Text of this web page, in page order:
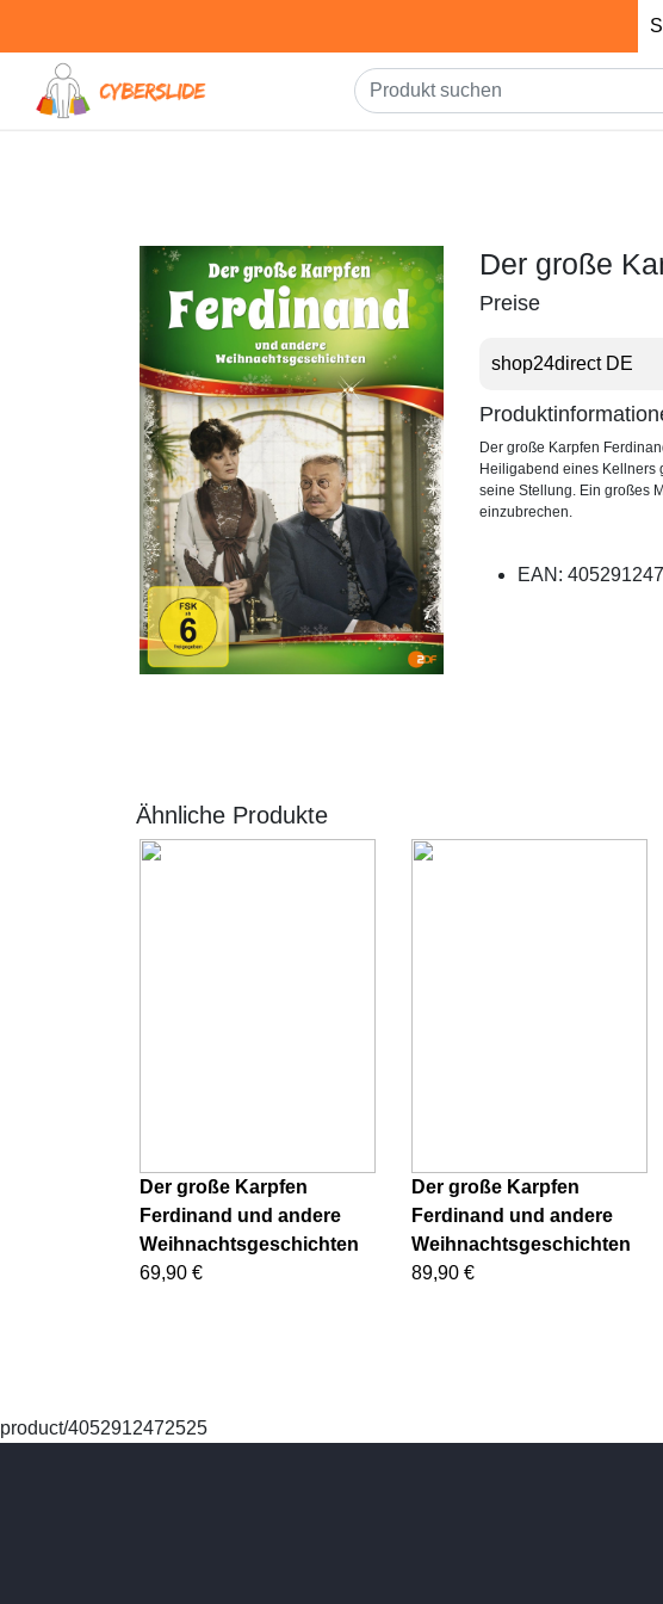
Der große
Preise
shop24direct DE
Der große Karpfen
Heiligabend eines Kellners
seine Stellung. Ein großes
einzubrechen.
EAN:
Ähnliche Produkte
Der große Karpfen
Ferdinand und andere
Weihnachtsgeschichten
69,90 €
Der große Karpfen
Ferdinand und andere
Weihnachtsgeschichten
89,90 €
product/4052912472525